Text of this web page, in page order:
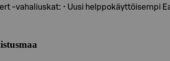
-vahaliuskat: • Uusi helppokäyttöisempi